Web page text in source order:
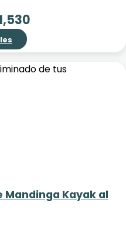
de tus
Mandinga Kayak al